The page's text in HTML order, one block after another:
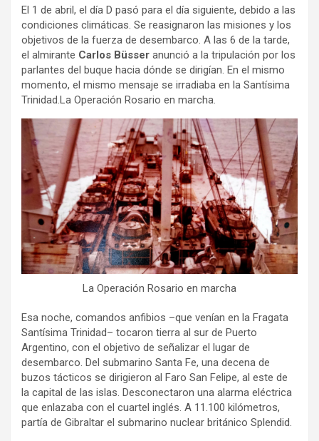
El 1 de abril, el día D pasó para el día siguiente, debido a las
condiciones climáticas. Se reasignaron las misiones y los
objetivos de la fuerza de desembarco. A las 6 de la tarde,
el almirante Carlos Büsser anunció a la tripulación por los
parlantes del buque hacia dónde se dirigían. En el mismo
momento, el mismo mensaje se irradiaba en la Santísima
Trinidad.La Operación Rosario en marcha.
La Operación Rosario en marcha
Esa noche, comandos anfibios –que venían en la Fragata
Santísima Trinidad– tocaron tierra al sur de Puerto
Argentino, con el objetivo de señalizar el lugar de
desembarco. Del submarino Santa Fe, una decena de
buzos tácticos se dirigieron al Faro San Felipe, al este de
la capital de las islas. Desconectaron una alarma eléctrica
que enlazaba con el cuartel inglés. A 11.100 kilómetros,
partía de Gibraltar el submarino nuclear británico Splendid.